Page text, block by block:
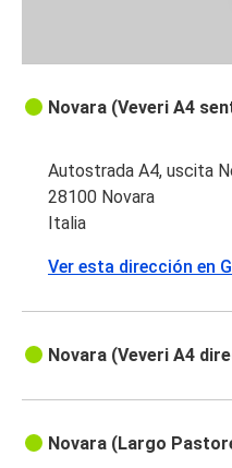
Novara (Veveri A4
Autostrada A4, uscita
28100 Novara
Italia
Ver esta dirección en
Novara (Veveri A4
Novara (Largo